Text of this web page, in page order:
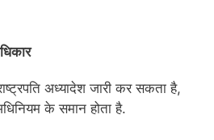
अध्यादेश जारी कर सकता है,
के समान होता है.